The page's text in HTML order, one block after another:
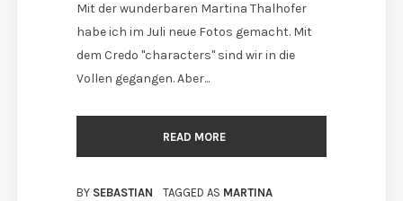
Mit der wunderbaren Martina Thalhofer
habe ich im Juli neue Fotos gemacht. Mit
dem Credo "characters" sind wir in die
Vollen gegangen. Aber...
READ MORE
BY SEBASTIAN TAGGED AS MARTINA